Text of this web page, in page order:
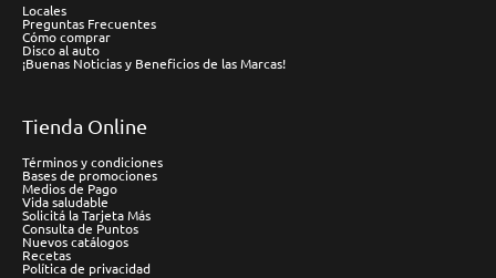
Locales
Preguntas Frecuentes
Cómo comprar
Disco al auto
¡Buenas Noticias y Beneficios de las Marcas!
Tienda Online
Términos y condiciones
Bases de promociones
Medios de Pago
Vida saludable
Solicitá la Tarjeta Más
Consulta de Puntos
Nuevos catálogos
Recetas
Política de privacidad